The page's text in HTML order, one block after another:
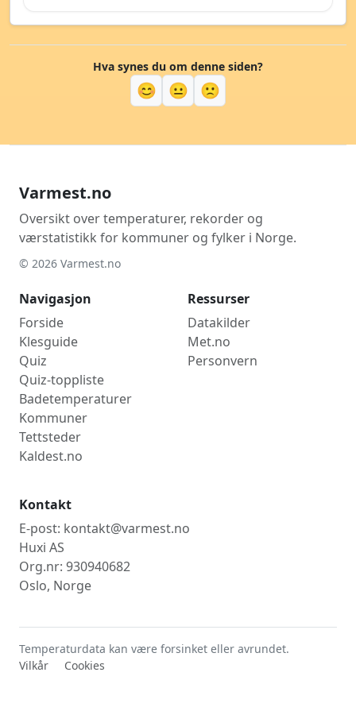
Hva synes du om denne siden?
😊 😐 🙁
Varmest.no
Oversikt over temperaturer, rekorder og
værstatistikk for kommuner og fylker i Norge.
© 2026 Varmest.no
Navigasjon
Forside
Klesguide
Quiz
Quiz-toppliste
Badetemperaturer
Kommuner
Tettsteder
Kaldest.no
Ressurser
Datakilder
Met.no
Personvern
Kontakt
E-post: kontakt@varmest.no
Huxi AS
Org.nr: 930940682
Oslo, Norge
Temperaturdata kan være forsinket eller avrundet.
Vilkår
Cookies